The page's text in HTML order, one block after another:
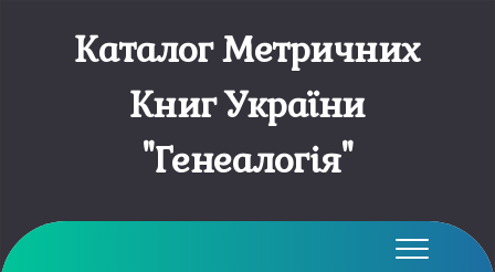
Каталог Метричних
Книг України
"Генеалогія"